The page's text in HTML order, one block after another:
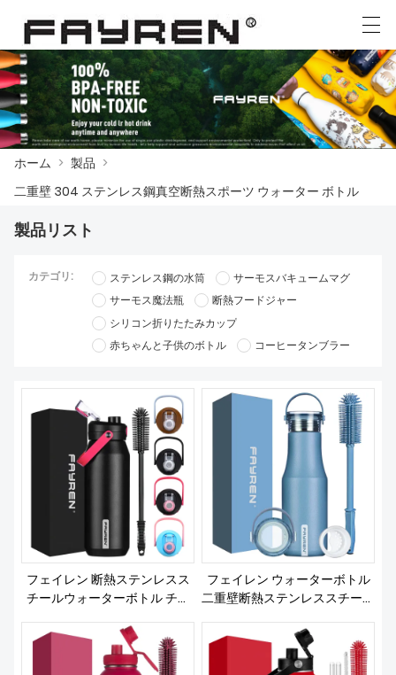
製品
私たちについて
العربية Deutsch Ελληνική γλώσσα English
ホーム > 製品 >
二重壁 304 ステンレス鋼真空断熱スポーツ ウォーター ボトル
製品リスト
カテゴリ: ステンレス鋼の水筒
サーモスバキュームマグ
サーモス魔法瓶
断熱フードジャー
シリコン折りたたみカップ
赤ちゃんと子供のボトル
コーヒータンブラー
フェイレン 断熱ステンレスス
チールウォーターボトル チャ
防塵蓋付き
フェイレン ウォーターボトル
二重壁断熱ステンレススチール